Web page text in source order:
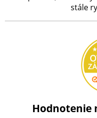
stále
Hodnotenie